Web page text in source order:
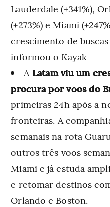
Lauderdale (+341%),
(+273%) e Miami
crescimento de
informou o Kayak
ALatam viu um
procura por voos do
primeiras 24h após a
fronteiras. A
semanais na rota
outros três voos
Miami e já estuda
e retomar destinos
Orlando e Boston.